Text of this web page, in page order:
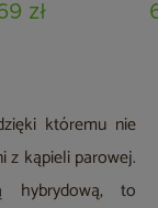
zł
któremu nie
z kąpieli parowej.
hybrydową, to